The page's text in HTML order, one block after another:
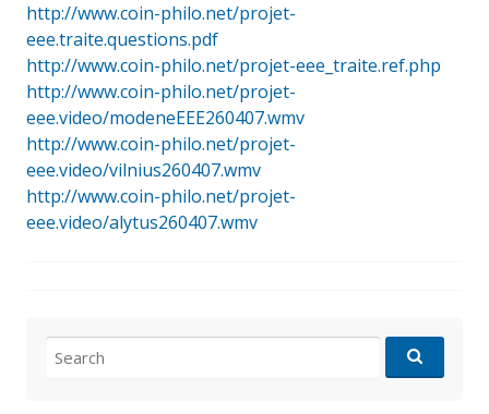
http://www.coin-philo.net/projet-
eee.traite.questions.pdf
http://www.coin-philo.net/projet-eee_traite.ref.php
http://www.coin-philo.net/projet-
eee.video/modeneEEE260407.wmv
http://www.coin-philo.net/projet-
eee.video/vilnius260407.wmv
http://www.coin-philo.net/projet-
eee.video/alytus260407.wmv
for: